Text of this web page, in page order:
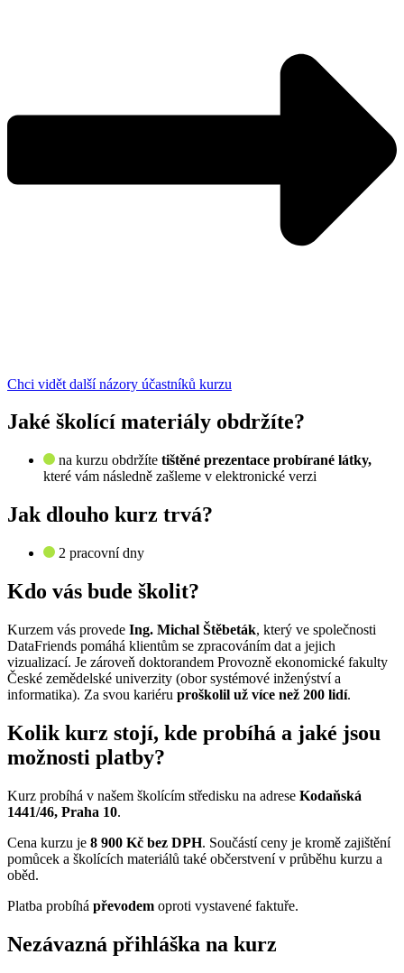
Chci vidět další názory účastníků kurzu
Jaké školící materiály obdržíte?
na kurzu obdržíte tištěné prezentace probírané látky,
které vám následně zašleme v elektronické verzi
Jak dlouho kurz trvá?
2 pracovní dny
Kdo vás bude školit?
Kurzem vás provede Ing. Michal Štěbeták, který ve společnosti
DataFriends pomáhá klientům se zpracováním dat a jejich
vizualizací. Je zároveň doktorandem Provozně ekonomické fakulty
České zemědelské univerzity (obor systémové inženýství a
informatika). Za svou kariéru proškolil už více než 200 lidí.
Kolik kurz stojí, kde probíhá a jaké jsou
možnosti platby?
Kurz probíhá v našem školícím středisku na adrese Kodaňská
1441/46, Praha 10.
Cena kurzu je 8 900 Kč bez DPH. Součástí ceny je kromě zajištění
pomůcek a školících materiálů také občerstvení v průběhu kurzu a
oběd.
Platba probíhá převodem oproti vystavené faktuře.
Nezávazná přihláška na kurz